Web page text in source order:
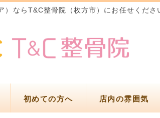
）ならT&C整骨院（枚方市）にお任せくださ
初めての方へ 店内の雰囲気